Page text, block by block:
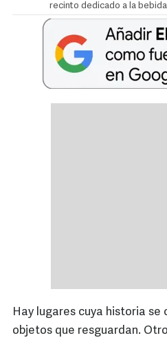
recinto dedicado a la
Hay lugares cuya historia
objetos que resguardan.